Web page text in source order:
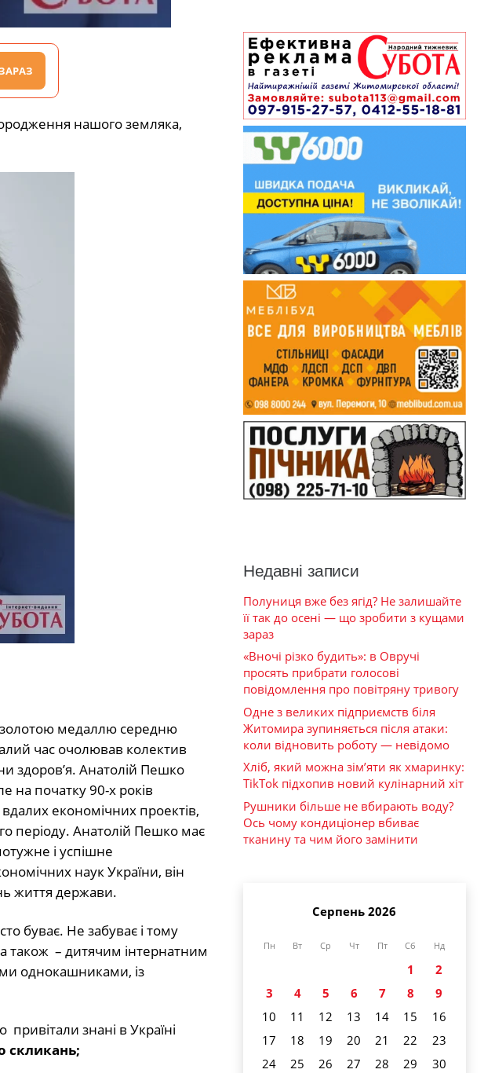
нашого земляка,
золотою медаллю середню
час очолював колектив
здоров’я. Анатолій Пешко
на початку 90-х років
економічних проектів,
періоду. Анатолій Пешко має
і успішне
наук України, він
життя держави.
буває. Не забуває і тому
також – дитячим інтернатним
однокашниками, із
знані в Україні
скликань;
Недавні записи
Полуниця вже без ягід? Не залишайте
її так до осені — що зробити з кущами
зараз
«Вночі різко будить»: в Овручі
просять прибрати голосові
повідомлення про повітряну тривогу
Одне з великих підприємств біля
Житомира зупиняється після атаки:
коли відновить роботу — невідомо
Хліб, який можна зім’яти як хмаринку:
TikTok підхопив новий кулінарний хіт
Рушники більше не вбирають воду?
Ось чому кондиціонер вбиває
тканину та чим його замінити
Серпень 2026
Пн Вт Ср Чт Пт Сб Нд
1
2
3
4 5 6 7 8
9
10
11 12 13 14 15
16
17
18 19 20 21 22
23
24
25 26 27 28 29
30